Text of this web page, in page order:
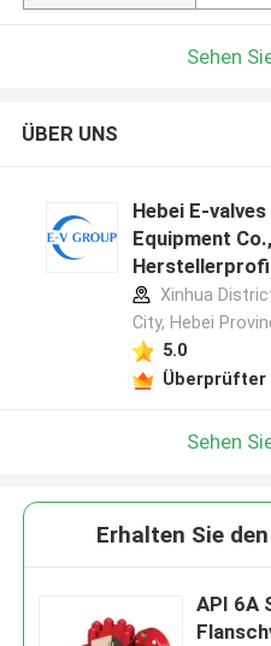
Sehen
ÜBER UNS
Hebei E-
Equipment
Xinhua
City, Hebei
5.0
Überprüfter
Sehen
Erhalten Sie
API 6A